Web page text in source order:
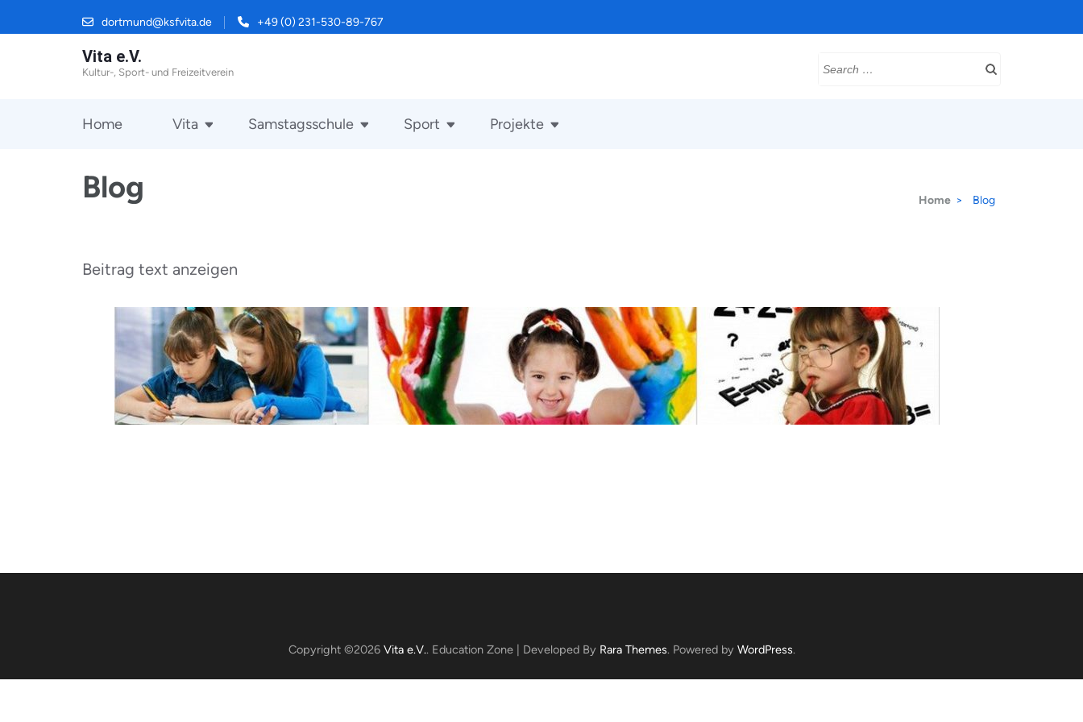
to
dortmund@ksfvita.de +49 (0) 231-530-89-767
Vita e.V.
Kultur-, Sport- und Freizeitverein
Search
Home Vita Samstagsschule Sport Projekte
Blog Home > Blog
Beitrag text anzeigen
Copyright ©2026 Vita e.V.. Education Zone | Developed By Rara Themes. Powered by WordPress.